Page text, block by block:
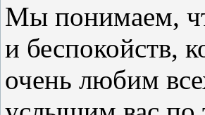
Мы понимаем,
и беспокойств,
очень любим